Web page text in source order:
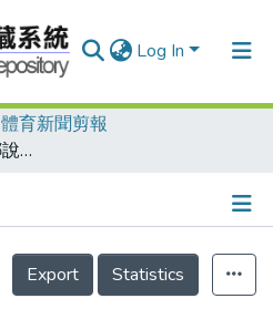
Log In
體育新聞剪報
回國前夕心情愉悅 胡娜說：讓大家久等了很抱歉/成天忙碌 一心只為網球 胡娜不斷充實自己 永遠自由自在
Details
Export
Statistics